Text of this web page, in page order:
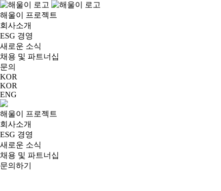
해울이 프로젝트
회사소개
ESG 경영
새로운 소식
채용 및 파트너십
문의
KOR
KOR
ENG
해울이 프로젝트
회사소개
ESG 경영
새로운 소식
채용 및 파트너십
문의하기